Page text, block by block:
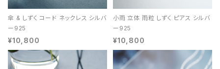
傘 & しずく コード ネックレス シルバ
ー925
¥10,800
小雨 立体 雨粒 しずく ピアス シルバ
ー925
¥10,800